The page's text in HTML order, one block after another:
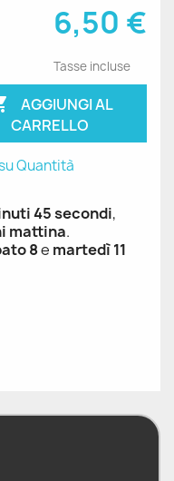
6,50 €
Tasse incluse
CARRELLO
Quantità
44 secondi,
mattina.
8e martedì 11